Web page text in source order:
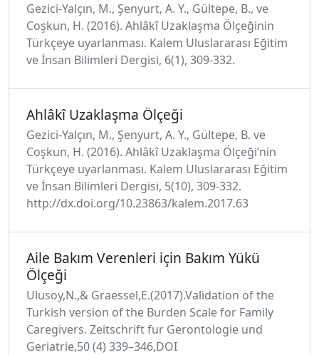
Gezici-Yalçın, M., Şenyurt, A. Y., Gültepe, B., ve
Coşkun, H. (2016). Ahlâkî Uzaklaşma Ölçeğinin
Türkçeye uyarlanması. Kalem Uluslararası Eğitim
ve İnsan Bilimleri Dergisi, 6(1), 309-332.
Ahlâkî Uzaklaşma Ölçeği
Gezici-Yalçın, M., Şenyurt, A. Y., Gültepe, B. ve
Coşkun, H. (2016). Ahlâkî Uzaklaşma Ölçeği’nin
Türkçeye uyarlanması. Kalem Uluslararası Eğitim
ve İnsan Bilimleri Dergisi, 5(10), 309-332.
http://dx.doi.org/10.23863/kalem.2017.63
Aile Bakım Verenleri için Bakım Yükü
Ölçeği
Ulusoy,N.,& Graessel,E.(2017).Validation of the
Turkish version of the Burden Scale for Family
Caregivers. Zeitschrift fur Gerontologie und
Geriatrie,50 (4) 339–346,DOI